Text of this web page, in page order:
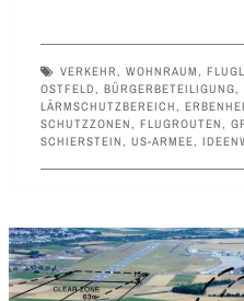
VERKEHR, WOHNRAUM,
OSTFELD, BÜRGERBETEILIGUNG,
LÄRMSCHUTZBEREICH,
SCHUTZZONEN, FLUGROUTEN,
SCHIERSTEIN, US-ARMEE,